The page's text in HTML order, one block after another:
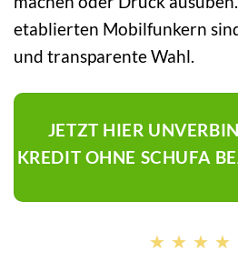
etablierten Mobilfunkern
und transparente Wahl.
JETZT HIER
KREDIT OHNE SCHUFA